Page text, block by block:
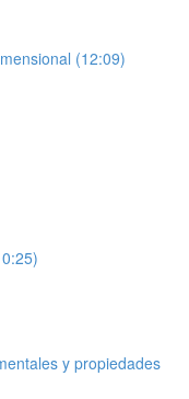
(12:09)
y propiedades